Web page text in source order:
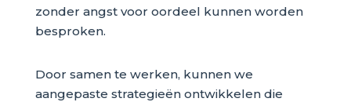
zonder angst voor oordeel kunnen worden
besproken.
Door samen te werken, kunnen we
aangepaste strategieën ontwikkelen die